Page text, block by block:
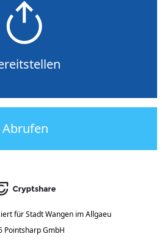
Abrufen
für Stadt Wangen im Allgaeu
Pointsharp GmbH